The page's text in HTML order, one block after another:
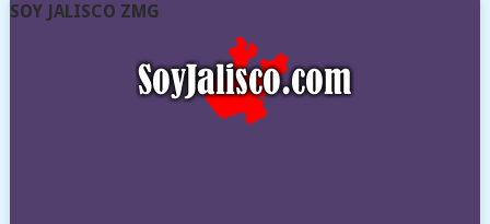
SOY JALISCO ZMG